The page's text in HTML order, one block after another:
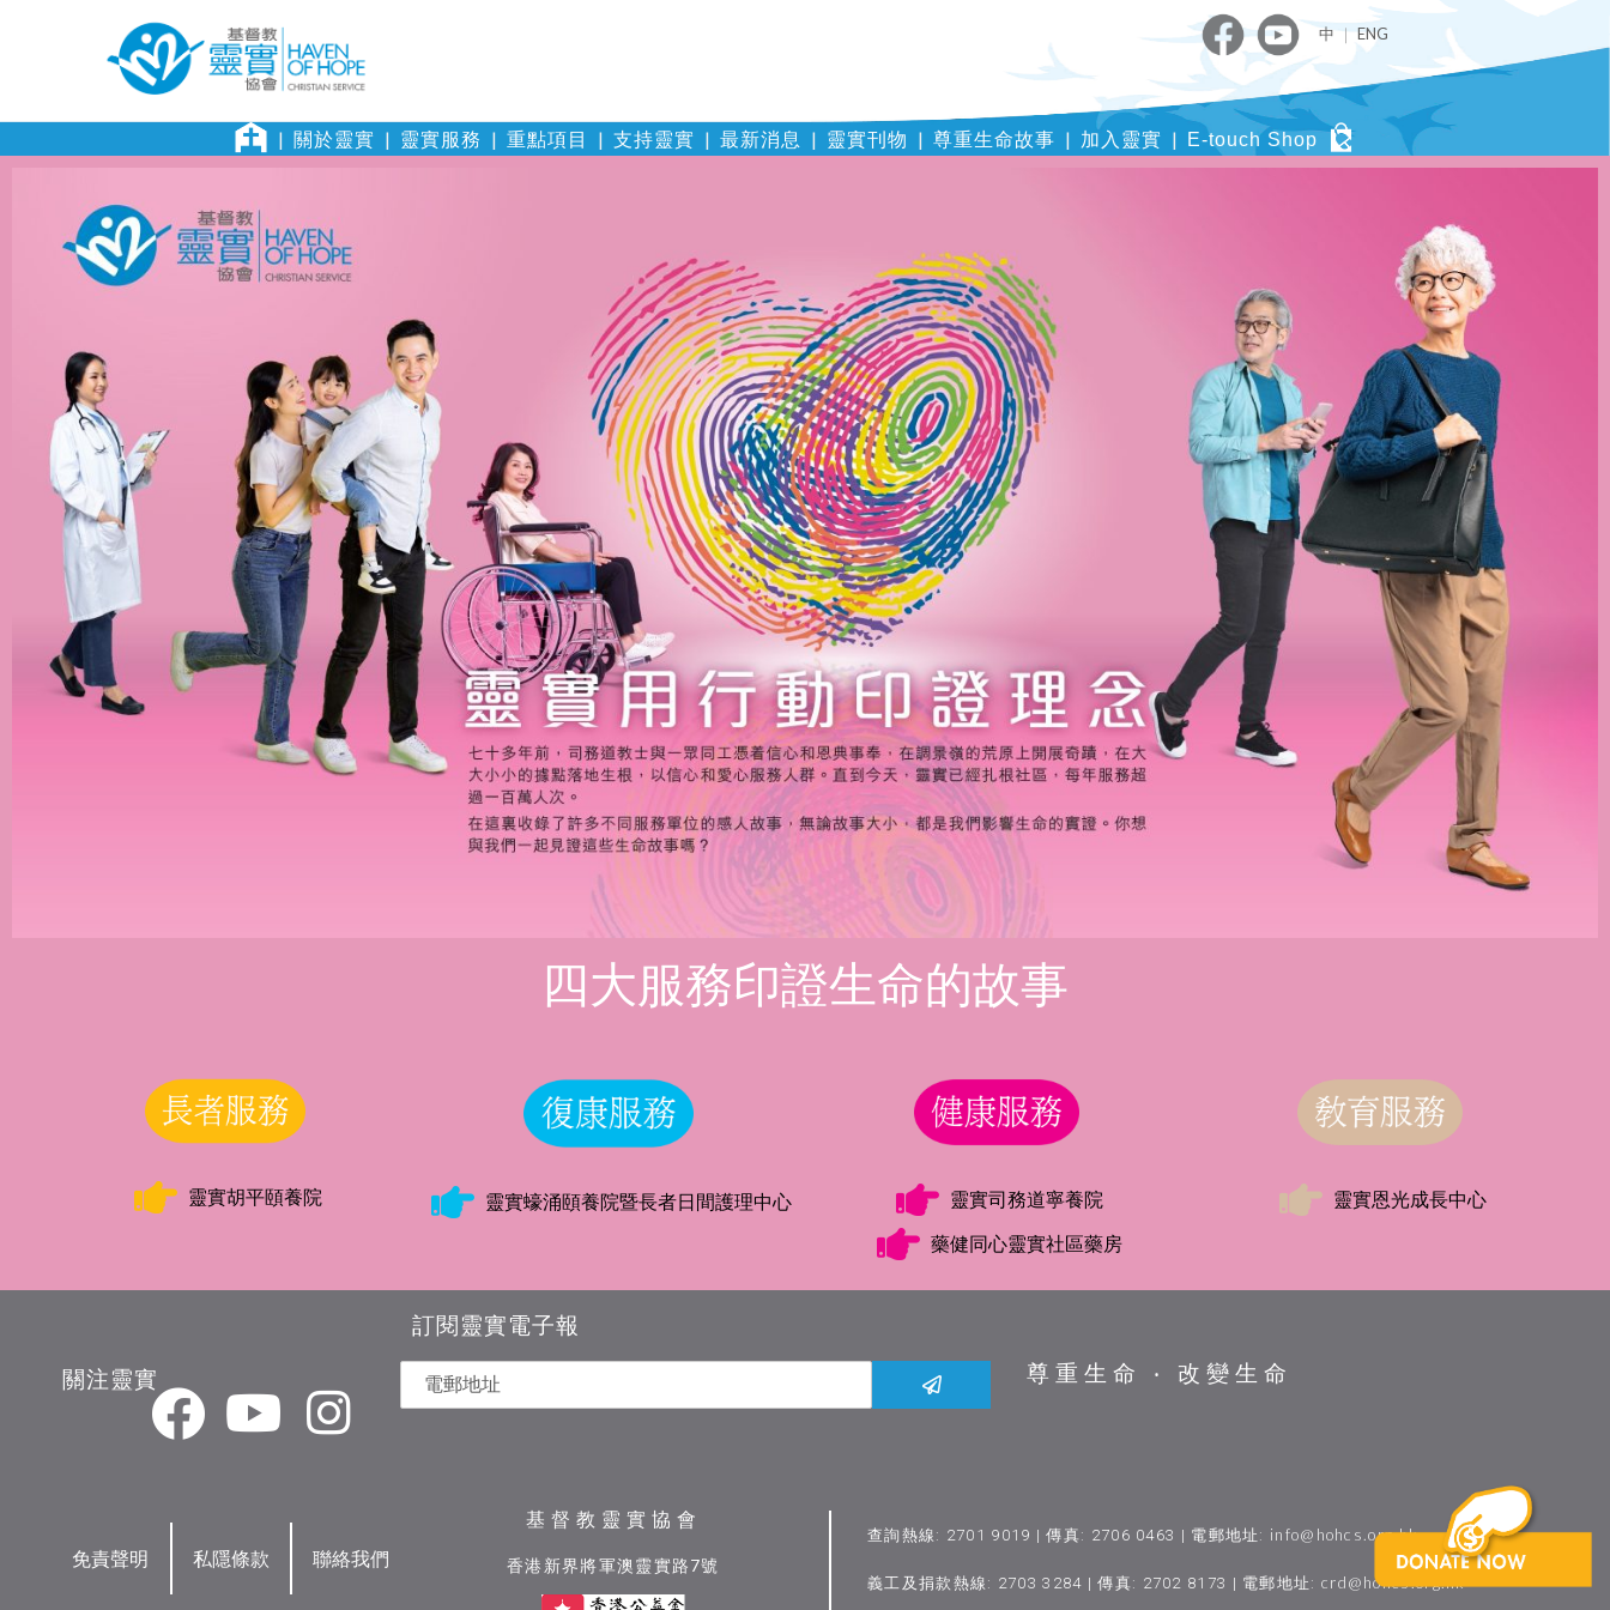
中｜ENG
關於靈實 靈實服務 重點項目 支持靈實 最新消息 靈實刊物 尊重生命故事 加入靈實 E-touch Shop
四大服務印證生命的故事
靈實胡平頤養院 靈實蠔涌頤養院暨長者日間護理中心 靈實司務道寧養院
藥健同心靈實社區藥房
靈實恩光成長中心
關注靈實
訂閱靈實電子報
尊重生命 ‧ 改變生命
免責聲明 私隱條款 聯絡我們
基督教靈實協會
香港新界將軍澳靈實路7號
查詢熱線: 2701 9019 | 傳真: 2706 0463 | 電郵地址: info@hohcs.org.hk
義工及捐款熱線: 2703 3284 | 傳真: 2702 8173 | 電郵地址: crd@hohcs.org.hk